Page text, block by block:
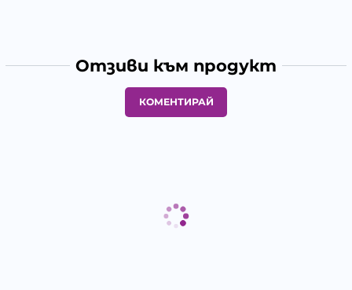
Отзиви към продукт
КОМЕНТИРАЙ